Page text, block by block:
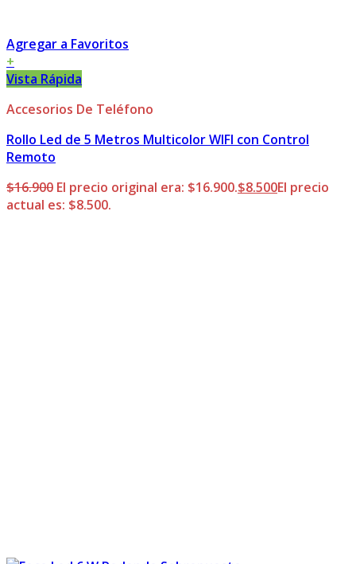
Agregar a Favoritos
+
Vista Rápida
Accesorios De Teléfono
Rollo Led de 5 Metros Multicolor WIFI con Control
Remoto
$16.900 El precio original era: $16.900.$8.500El precio
actual es: $8.500.